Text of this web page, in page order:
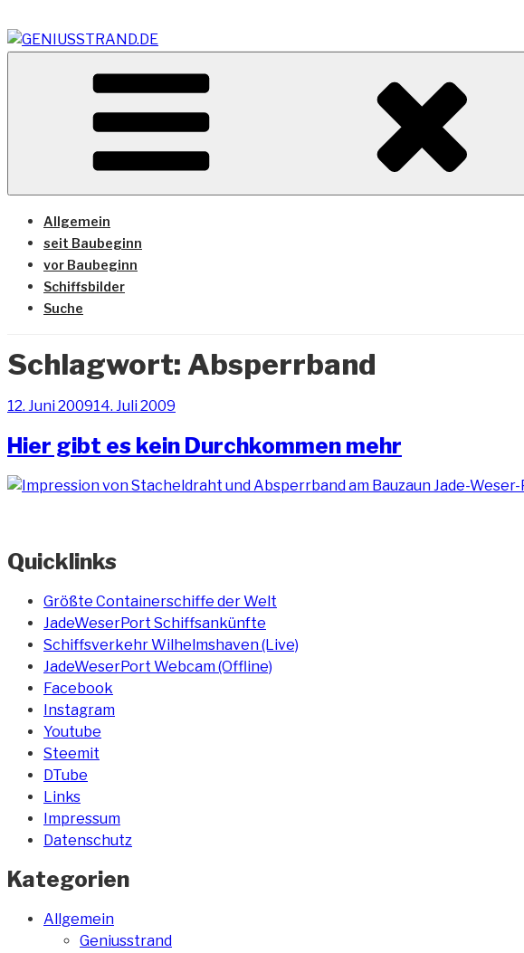
Inhalt
springen
GENIUSSTRAND.DE
Vom Geniusstrand zum JadeWeserPort/Container Terminal Wilhelmshaven
Allgemein
seit Baubeginn
vor Baubeginn
Schiffsbilder
Suche
Schlagwort: Absperrband
Veröffentlicht
12. Juni 200914. Juli 2009
Hier gibt es kein Durchkommen mehr
Quicklinks
Größte Containerschiffe der Welt
JadeWeserPort Schiffsankünfte
Schiffsverkehr Wilhelmshaven (Live)
JadeWeserPort Webcam (Offline)
Facebook
Instagram
Youtube
Steemit
DTube
Links
Impressum
Datenschutz
Kategorien
Allgemein
Geniusstrand